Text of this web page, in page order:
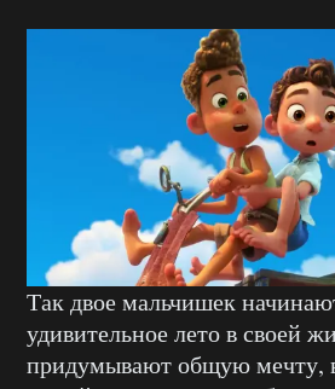
Так двое мальчишек
удивительное лето в своей
придумывают общую мечту,